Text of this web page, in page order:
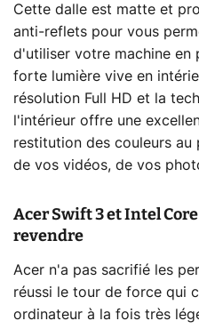
Cette dalle est matte et
anti-reflets pour vous
d'utiliser votre machine en
forte lumière vive en
résolution Full HD et la
l'intérieur offre une
restitution des couleurs
de vos vidéos, de vos
Acer Swift 3 et Intel
revendre
Acer n'a pas sacrifié les
réussi le tour de force qui
ordinateur à la fois très